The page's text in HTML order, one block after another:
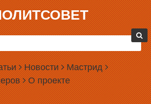
Новости Мастрид
О проекте
ОБОЗНАЧИЛ ПРОГРАММУ
РОССИИ»
Партия «Справедливая Россия»
тезисы своей программы, с которой она
года в Государственную Думу. Как заявил
глава партии Сергей Миронов,